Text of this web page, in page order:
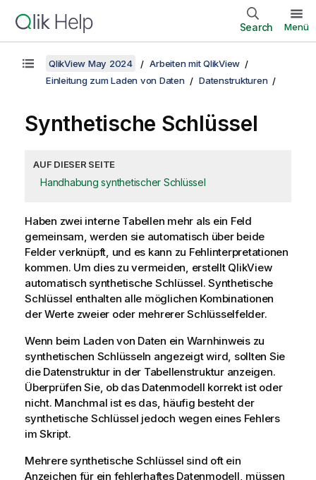
Search Menü
QlikView May 2024
Arbeiten mit QlikView
Einleitung zum Laden von Daten
Datenstrukturen
Synthetische Schlüssel
AUF DIESER SEITE
Handhabung synthetischer Schlüssel
Haben zwei interne Tabellen mehr als ein Feld
gemeinsam, werden sie automatisch über beide
Felder verknüpft, und es kann zu Fehlinterpretationen
kommen. Um dies zu vermeiden, erstellt QlikView
automatisch synthetische Schlüssel. Synthetische
Schlüssel enthalten alle möglichen Kombinationen
der Werte zweier oder mehrerer Schlüsselfelder.
Wenn beim Laden von Daten ein Warnhinweis zu
synthetischen Schlüsseln angezeigt wird, sollten Sie
die Datenstruktur in der Tabellenstruktur anzeigen.
Überprüfen Sie, ob das Datenmodell korrekt ist oder
nicht. Manchmal ist es das, häufig besteht der
synthetische Schlüssel jedoch wegen eines Fehlers
im Skript.
Mehrere synthetische Schlüssel sind oft ein
Anzeichen für ein fehlerhaftes Datenmodell, müssen